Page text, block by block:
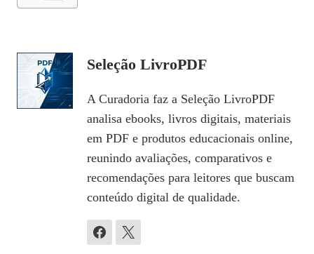
Seleção LivroPDF
A Curadoria faz a Seleção LivroPDF
analisa ebooks, livros digitais, materiais
em PDF e produtos educacionais online,
reunindo avaliações, comparativos e
recomendações para leitores que buscam
conteúdo digital de qualidade.